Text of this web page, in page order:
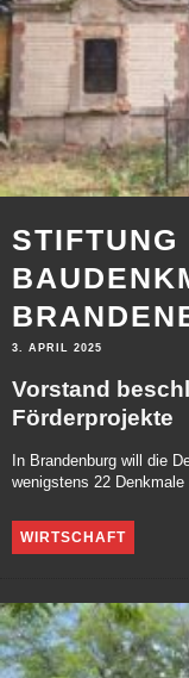
STIFTUNG
3. APRIL 2025
Vorstand
Förderprojekte
In Brandenburg will die
wenigstens 22
WIRTSCHAFT